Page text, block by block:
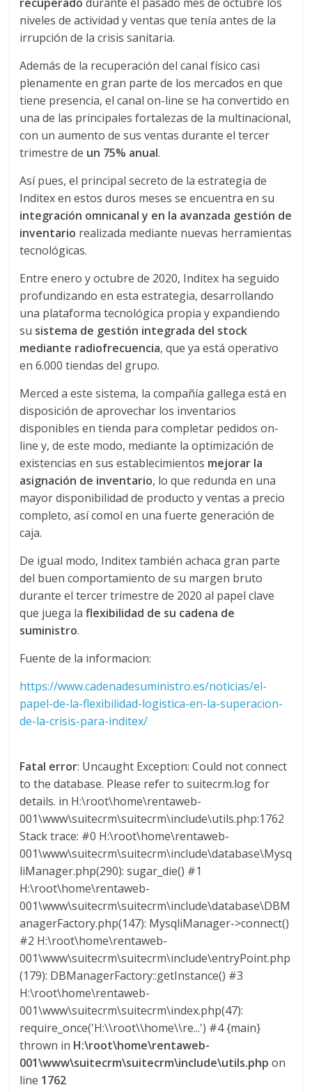
a
–
T
r
a
n
s
p
o
r
t
e
d
e
E
q
u
p
o
s
y
M
a
q
u
n
niveles de actividad y ventas que tenía antes de la
irrupción de la crisis sanitaria.
Además de la recuperación del canal físico casi
plenamente en gran parte de los mercados en que
tiene presencia, el canal on-line se ha convertido en
una de las principales fortalezas de la multinacional,
con un aumento de sus ventas durante el tercer
trimestre de un 75% anual.
Así pues, el principal secreto de la estrategia de
Inditex en estos duros meses se encuentra en su
integración omnicanal y en la avanzada gestión de
inventario realizada mediante nuevas herramientas
tecnológicas.
Entre enero y octubre de 2020, Inditex ha seguido
profundizando en esta estrategia, desarrollando
una plataforma tecnológica propia y expandiendo
su sistema de gestión integrada del stock
mediante radiofrecuencia, que ya está operativo
en 6.000 tiendas del grupo.
Merced a este sistema, la compañía gallega está en
disposición de aprovechar los inventarios
disponibles en tienda para completar pedidos on-
line y, de este modo, mediante la optimización de
existencias en sus establecimientos mejorar la
asignación de inventario, lo que redunda en una
mayor disponibilidad de producto y ventas a precio
completo, así comol en una fuerte generación de
caja.
De igual modo, Inditex también achaca gran parte
del buen comportamiento de su margen bruto
durante el tercer trimestre de 2020 al papel clave
que juega laflexibilidad de su cadena de
suministro.
Fuente de la informacion:
https://www.cadenadesuministro.es/noticias/el-
papel-de-la-flexibilidad-logistica-en-la-superacion-
de-la-crisis-para-inditex/
Fatal error: Uncaught Exception: Could not connect
to the database. Please refer to suitecrm.log for
details. in H:\root\home\rentaweb-
001\www\suitecrm\suitecrm\include\utils.php:1762
Stack trace: #0 H:\root\home\rentaweb-
001\www\suitecrm\suitecrm\include\database\Mysq
liManager.php(290): sugar_die() #1
H:\root\home\rentaweb-
001\www\suitecrm\suitecrm\include\database\DBM
anagerFactory.php(147): MysqliManager->connect()
#2 H:\root\home\rentaweb-
001\www\suitecrm\suitecrm\include\entryPoint.php
(179): DBManagerFactory::getInstance() #3
H:\root\home\rentaweb-
001\www\suitecrm\suitecrm\index.php(47):
require_once('H:\\root\\home\\re...') #4 {main}
thrown in H:\root\home\rentaweb-
001\www\suitecrm\suitecrm\include\utils.php on
line 1762